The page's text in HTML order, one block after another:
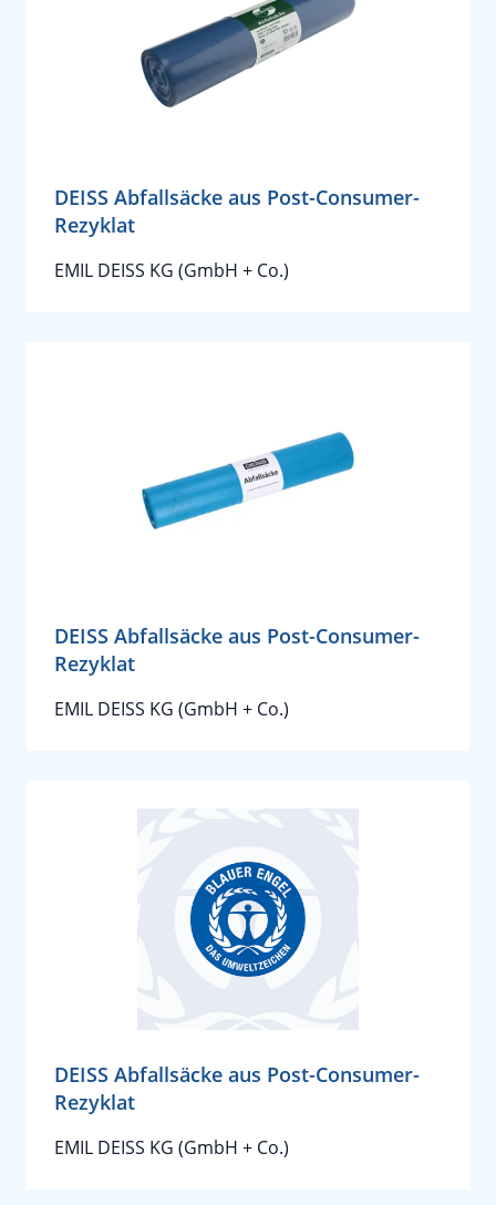
DEISS Abfallsäcke aus Post-Consumer-
Rezyklat
EMIL DEISS KG (GmbH + Co.)
DEISS Abfallsäcke aus Post-Consumer-
Rezyklat
EMIL DEISS KG (GmbH + Co.)
DEISS Abfallsäcke aus Post-Consumer-
Rezyklat
EMIL DEISS KG (GmbH + Co.)